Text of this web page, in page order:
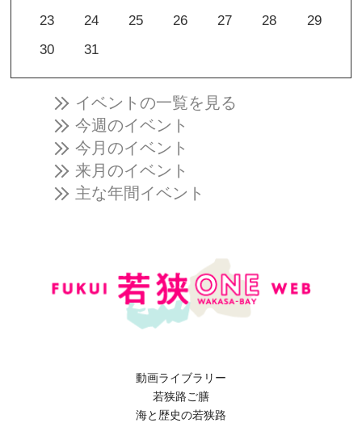
23
24 25 26 27 28
29
30
31
イベントの一覧を見る
今週のイベント
今月のイベント
来月のイベント
主な年間イベント
動画ライブラリー
若狭路ご膳
海と歴史の若狭路